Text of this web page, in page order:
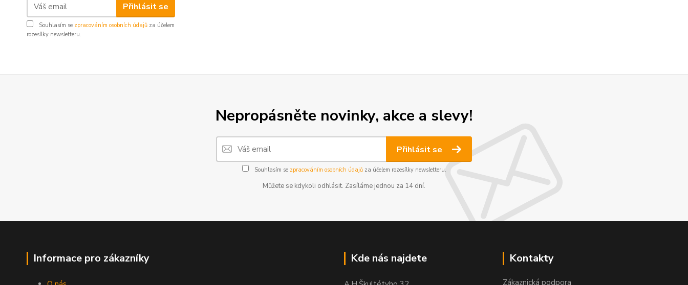
Přihlásit se
Souhlasím se zpracováním osobních údajů za účelem
rozesílky newsletteru.
Nepropásněte novinky, akce a slevy!
Přihlásit se
Souhlasím se zpracováním osobních údajůza účelem rozesílky newsletteru.
Můžete se kdykoli odhlásit. Zasíláme jednou za 14 dní.
Informace pro zákazníky Kde nás najdete Kontakty
Zákaznická podpora